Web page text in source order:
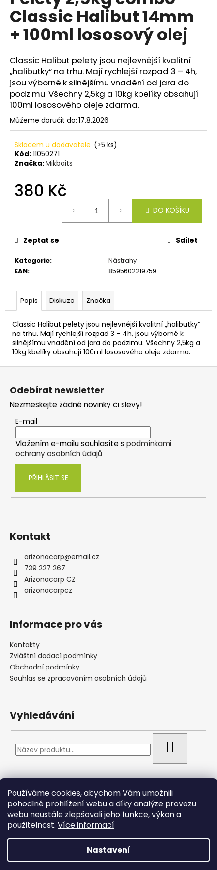
Používáme cookies, abychom Vám umožnili
pohodlné prohlížení webu a díky analýze provozu
webu neustále zlepšovali jeho funkce, výkon a
použitelnost. Více informací
Nastavení
0,0
z
hvězdiček.
Classic Halibut 14mm
+ 100ml lososový olej
Classic Halibut pelety jsou nejlevnější kvalitní
„halibutky“ na trhu. Mají rychlejší rozpad 3 – 4h,
jsou výborné k silnějšímu vnadění od jara do
podzimu. Všechny 2,5kg a 10kg kbelíky obsahují
100ml lososového oleje zdarma.
Můžeme doručit do: 17.8.2026
Skladem u dodavatele (>5 ks)
Kód: 11050271
Značka:Mikbaits
380 Kč
DO KOŠÍKU
Kategorie:
Nástrahy
EAN: 8595602219759
Zeptat se Sdílet
Popis Diskuze Značka
Classic Halibut pelety jsou nejlevnější kvalitní „halibutky“
na trhu. Mají rychlejší rozpad 3 – 4h, jsou výborné k
silnějšímu vnadění od jara do podzimu. Všechny 2,5kg a
10kg kbelíky obsahují 100ml lososového oleje zdarma.
a
j
í
?
HLEDAT
D
o
p
o
u
m
e
CUKK
PUFFI
FOUKANÝ
CHLEBA-
30G
67
Kč
Z
Odebírat newsletter
Nezmeškejte žádné novinky či slevy!
E-mail
Vložením e-mailu souhlasíte s podmínkami
ochrany osobních údajů
PŘIHLÁSIT SE
Kontakt
arizonacarp@email.cz
739 227 267
Arizonacarp CZ
arizonacarpcz
Informace pro vás
Kontakty
Zvláštní dodací podmínky
Obchodní podmínky
Souhlas se zpracováním osobních údajů
Vyhledávání
Přijímáme online platby